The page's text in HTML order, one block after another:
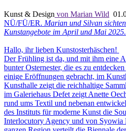
Kunst & Design von Marian Wild
NÜ/FÜ/ER. Marian und Silvan
Kunstangebote im April und Mai 2025.
Hallo, ihr lieben Kunstosterhäschen!
Der Frühling ist da, und mit ihm eine
bunter Osternester, die es zu
einige Eröffnungen gebracht, im
Kunsthalle zeigt die reichhaltige
im Galeriehaus Defet zeigt Anette
rund ums Textil und nebenan
des Instituts für moderne Kunst die
Interlocutory Agency und von